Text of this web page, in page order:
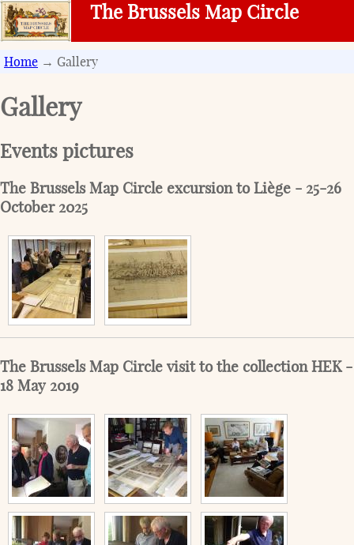
The Brussels Map Circle
Home → Gallery
Gallery
Events pictures
The Brussels Map Circle excursion to Liège - 25-26
October 2025
The Brussels Map Circle visit to the collection HEK -
18 May 2019